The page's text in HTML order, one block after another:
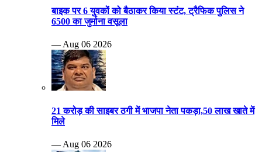
बाइक पर 6 युवकों को बैठाकर किया स्टंट, ट्रैफिक पुलिस ने
6500 का जुर्माना वसूला
— Aug 06 2026
21 करोड़ की साइबर ठगी में भाजपा नेता पकड़ा,50 लाख खाते में
मिले
— Aug 06 2026